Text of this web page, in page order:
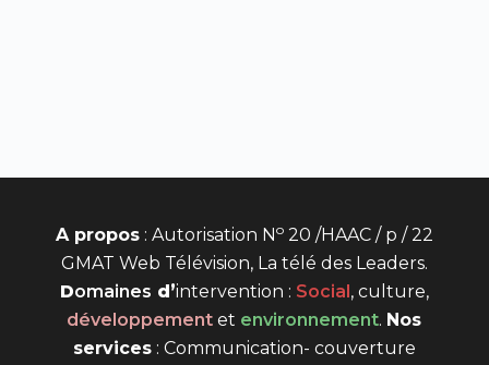
A propos: Autorisation N o20 /HAAC / p / 22
GMAT Web Télévision, La télé des Leaders.
Domaines d’intervention : Social , culture,
développement et environnement. Nos
services: Communication- couverture